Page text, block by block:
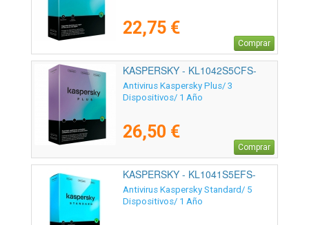
22,75 €
Comprar
KASPERSKY - KL1042S5CFS-
MSBES
Antivirus Kaspersky Plus/ 3
Dispositivos/ 1 Año
26,50 €
Comprar
KASPERSKY - KL1041S5EFS-
SSB-ES
Antivirus Kaspersky Standard/ 5
Dispositivos/ 1 Año